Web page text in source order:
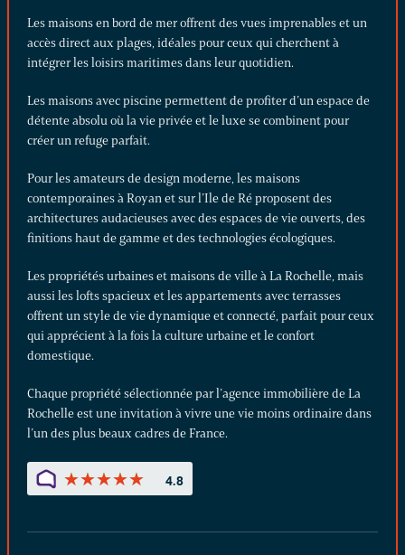
Lesmaisons en bord de meroffrent des vues imprenables et un
accès direct aux plages, idéales pour ceux qui cherchent à
intégrer les loisirs maritimes dans leur quotidien.
Lesmaisons avec piscinepermettent de profiter d’un espace de
détente absolu où la vie privée et le luxe se combinent pour
créer un refuge parfait.
Pour les amateurs de design moderne, lesmaisons
contemporainesà Royan et sur l’Ile de Ré proposent des
architectures audacieuses avec des espaces de vie ouverts, des
finitions haut de gamme et des technologies écologiques.
Les propriétés urbaines et maisons de ville à La Rochelle, mais
aussi les lofts spacieux et les appartements avec terrasses
offrent un style de vie dynamique et connecté, parfait pour ceux
qui apprécient à la fois la culture urbaine et le confort
domestique.
Chaque propriété sélectionnée par l’agence immobilière de La
Rochelle est une invitation à vivre une vie moins ordinaire dans
l’un des plus beaux cadres de France.
★★★★★
★★★★★ 4.8